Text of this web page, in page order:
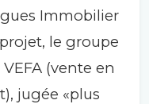
Immobilier
le groupe
(vente en
jugée «plus